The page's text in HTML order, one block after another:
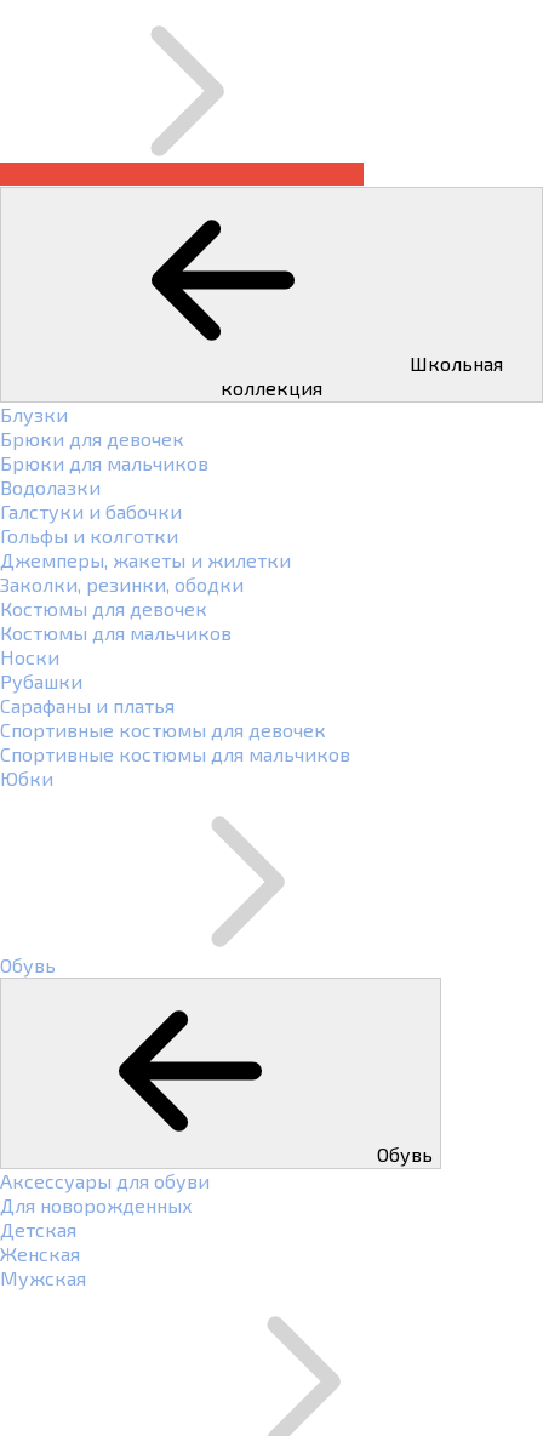
коллекция
Блузки
Брюки для девочек
Брюки для мальчиков
Водолазки
Галстуки и бабочки
Гольфы и колготки
Джемперы, жакеты и жилетки
Заколки, резинки, ободки
Костюмы для девочек
Костюмы для мальчиков
Носки
Рубашки
Сарафаны и платья
Спортивные костюмы для девочек
Спортивные костюмы для мальчиков
Юбки
Обувь
Обувь
Аксессуары для обуви
Для новорожденных
Детская
Женская
Мужская